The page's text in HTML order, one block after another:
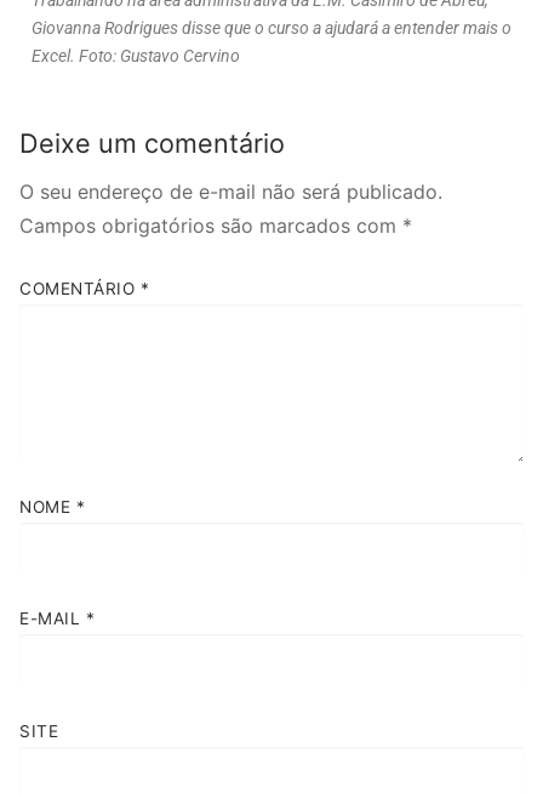
Giovanna Rodrigues disse que o curso a ajudará a entender mais o
Excel. Foto: Gustavo Cervino
Deixe um comentário
O seu endereço de e-mail não será publicado.
Campos obrigatórios são marcados com *
COMENTÁRIO *
NOME *
E-MAIL *
SITE